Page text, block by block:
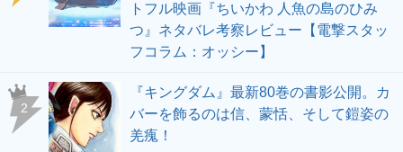
トフル映画『ちいかわ 人魚の島のひみ
つ』ネタバレ考察レビュー【電撃スタッ
フコラム：オッシー】
2
『キングダム』最新80巻の書影公開。カ
バーを飾るのは信、蒙恬、そして鎧姿の
羌瘣！